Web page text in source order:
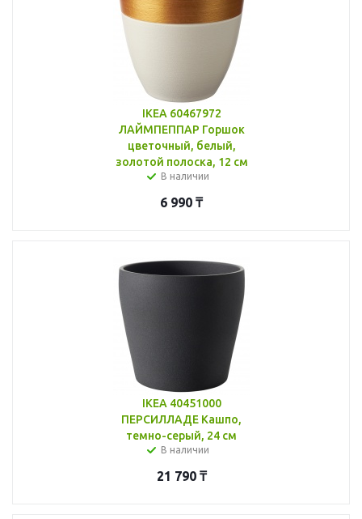
IKEA 60467972
ЛАЙМПЕППАР Горшок
цветочный, белый,
золотой полоска, 12 см
В наличии
6 990 ₸
IKEA 40451000
ПЕРСИЛЛАДЕ Кашпо,
темно-серый, 24 см
В наличии
21 790₸